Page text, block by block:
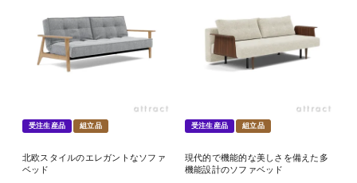
受注生産品 組立品
北欧スタイルのエレガントなソファ
ベッド
受注生産品 組立品
現代的で機能的な美しさを備えた多
機能設計のソファベッド